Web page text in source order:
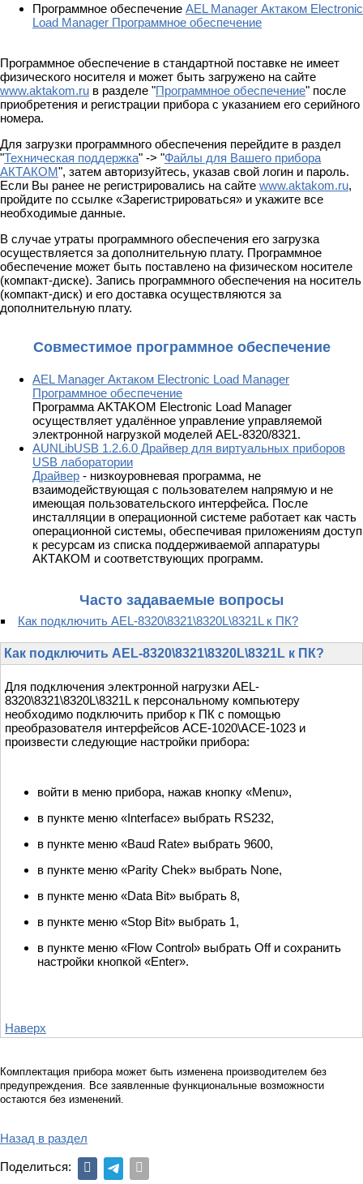
Программное обеспечение AEL Manager Актаком Electronic
Load Manager Программное обеспечение
Программное обеспечение в стандартной поставке не имеет
физического носителя и может быть загружено на сайте
www.aktakom.ru в разделе "Программное обеспечение" после
приобретения и регистрации прибора с указанием его серийного
номера.
Для загрузки программного обеспечения перейдите в раздел
"Техническая поддержка" -> "Файлы для Вашего прибора
АКТАКОМ", затем авторизуйтесь, указав свой логин и пароль.
Если Вы ранее не регистрировались на сайте www.aktakom.ru,
пройдите по ссылке «Зарегистрироваться» и укажите все
необходимые данные.
В случае утраты программного обеспечения его загрузка
осуществляется за дополнительную плату. Программное
обеспечение может быть поставлено на физическом носителе
(компакт-диске). Запись программного обеспечения на носитель
(компакт-диск) и его доставка осуществляются за
дополнительную плату.
Совместимое программное обеспечение
AEL Manager Актаком Electronic Load Manager
Программное обеспечение
Программа АKTAKOM Electronic Load Manager
осуществляет удалённое управление управляемой
электронной нагрузкой моделей AEL-8320/8321.
AUNLibUSB 1.2.6.0 Драйвер для виртуальных приборов
USB лаборатории
Драйвер - низкоуровневая программа, не
взаимодействующая с пользователем напрямую и не
имеющая пользовательского интерфейса. После
инсталляции в операционной системе работает как часть
операционной системы, обеспечивая приложениям доступ
к ресурсам из списка поддерживаемой аппаратуры
АКТАКОМ и соответствующих программ.
Часто задаваемые вопросы
Как подключить AEL-8320\8321\8320L\8321L к ПК?
Как подключить AEL-8320\8321\8320L\8321L к ПК?
Для подключения электронной нагрузки AEL-
8320\8321\8320L\8321L к персональному компьютеру
необходимо подключить прибор к ПК с помощью
преобразователя интерфейсов АСЕ-1020\АСЕ-1023 и
произвести следующие настройки прибора:
войти в меню прибора, нажав кнопку «Menu»,
в пункте меню «Interface» выбрать RS232,
в пункте меню «Baud Rate» выбрать 9600,
в пункте меню «Parity Chek» выбрать None,
в пункте меню «Data Bit» выбрать 8,
в пункте меню «Stop Bit» выбрать 1,
в пункте меню «Flow Control» выбрать Off и сохранить
настройки кнопкой «Enter».
Наверх
Комплектация прибора может быть изменена производителем без
предупреждения. Все заявленные функциональные возможности
остаются без изменений.
Назад в раздел
Поделиться: